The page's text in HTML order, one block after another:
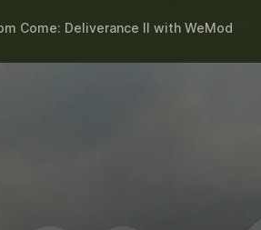
Come: Deliverance II with WeMod